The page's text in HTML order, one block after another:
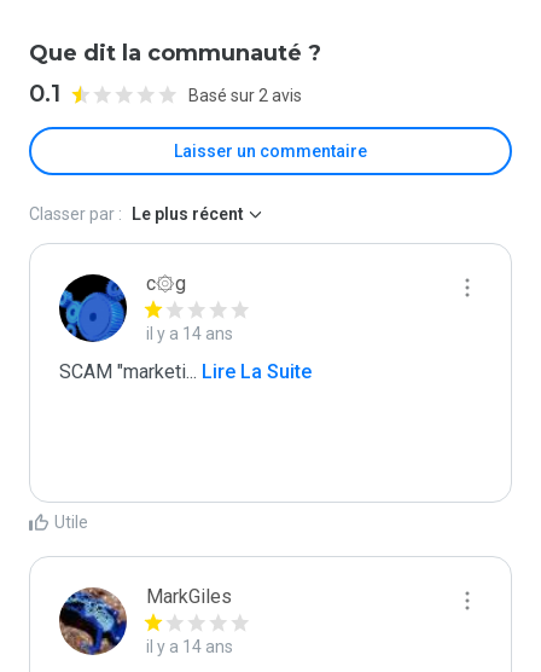
Que dit la communauté ?
0.1 Basé sur 2 avis
Laisser un commentaire
Classer par : Le plus récent
c۞g
il y a 14 ans
SCAM "marketi... Lire La Suite
Utile
MarkGiles
il y a 14 ans